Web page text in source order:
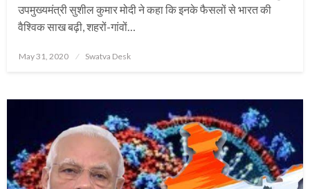
उपमुख्यमंत्री सुशील कुमार मोदी ने कहा कि इनके फैसलों से भारत की
वैश्विक साख बढ़ी, शहरों-गांवों…
Posted
May 31, 2020 Swatva Desk